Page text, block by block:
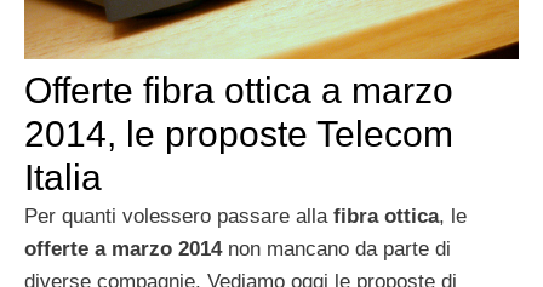
Offerte fibra ottica a marzo
2014, le proposte Telecom
Italia
Per quanti volessero passare alla fibra ottica, le
offerte a marzo 2014non mancano da parte di
diverse compagnie. Vediamo oggi le proposte di